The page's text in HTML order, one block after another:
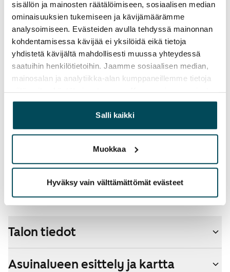
sisällön ja mainosten räätälöimiseen, sosiaalisen median
ominaisuuksien tukemiseen ja kävijämäärämme
analysoimiseen. Evästeiden avulla tehdyssä mainonnan
kohdentamisessa kävijää ei yksilöidä eikä tietoja
yhdistetä kävijältä mahdollisesti muussa yhteydessä
saatuihin henkilötietoihin. Jaamme sosiaalisen median,
mainosalan ja analytiikka-alan kumppaneillemme tietoja
yhdistää näitä tietoja muihin tietoihin, joita olet antanut
heille tai joita on kerätty, kun olet käyttänyt heidän
palvelujaan.
Salli kaikki
Muokkaa
Hyväksy vain välttämättömät evästeet
Vesimaksu
27 €/hlö/kk
Sähkömaksu
Vuokralainen solmii itse sähkösopimuksen.
Laajakaista
Vuokraan sisältyy 50 M laajakaistaliittymä. Voit hankkia
Savuton talo
Talon tiedot
Asuinalueen esittely ja kartta